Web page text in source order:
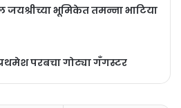
जयश्रीच्या भूमिकेत तमन्ना भाटिया
परबचा गोट्या गँगस्टर